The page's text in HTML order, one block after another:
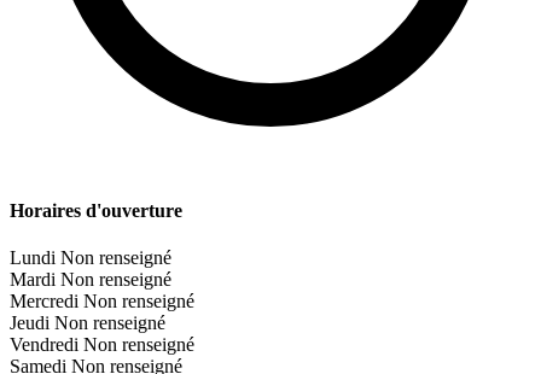
Horaires d'ouverture
Lundi Non renseigné
Mardi Non renseigné
Mercredi Non renseigné
Jeudi Non renseigné
Vendredi Non renseigné
Samedi Non renseigné